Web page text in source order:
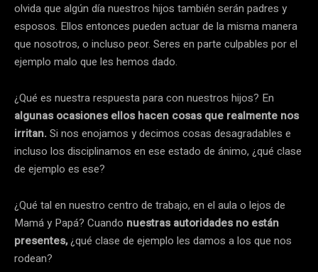
olvida que algún día nuestros hijos también serán padres y
esposos. Ellos entonces pueden actuar de la misma manera
que nosotros, o incluso peor. Seres en parte culpables por el
ejemplo malo que les hemos dado.
¿Qué es nuestra respuesta para con nuestros hijos? En
algunas ocasiones ellos hacen cosas que realmente nos
irritan. Si nos enojamos y decimos cosas desagradables e
incluso los disciplinamos en ese estado de ánimo, ¿qué clase
de ejemplo es ese?
¿Qué tal en nuestro centro de trabajo, en el aula o lejos de
Mamá y Papá? Cuando nuestras autoridades no están
presentes,¿qué clase de ejemplo les damos a los que nos
rodean?